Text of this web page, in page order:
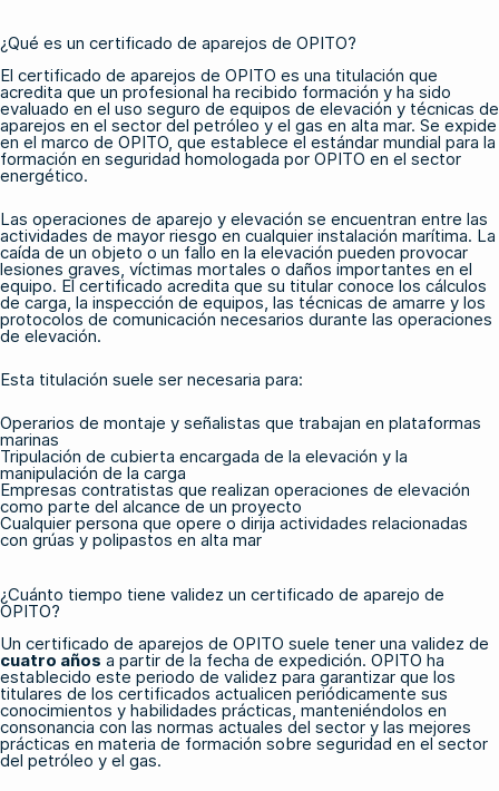
¿Qué es un certificado de aparejos de OPITO?
El certificado de aparejos de OPITO es una titulación que
acredita que un profesional ha recibido formación y ha sido
evaluado en el uso seguro de equipos de elevación y técnicas de
aparejos en el sector del petróleo y el gas en alta mar. Se expide
en el marco de OPITO, que establece el estándar mundial para la
formación en seguridad homologada por OPITO en el sector
energético.
Las operaciones de aparejo y elevación se encuentran entre las
actividades de mayor riesgo en cualquier instalación marítima. La
caída de un objeto o un fallo en la elevación pueden provocar
lesiones graves, víctimas mortales o daños importantes en el
equipo. El certificado acredita que su titular conoce los cálculos
de carga, la inspección de equipos, las técnicas de amarre y los
protocolos de comunicación necesarios durante las operaciones
de elevación.
Esta titulación suele ser necesaria para:
Operarios de montaje y señalistas que trabajan en plataformas
marinas
Tripulación de cubierta encargada de la elevación y la
manipulación de la carga
Empresas contratistas que realizan operaciones de elevación
como parte del alcance de un proyecto
Cualquier persona que opere o dirija actividades relacionadas
con grúas y polipastos en alta mar
¿Cuánto tiempo tiene validez un certificado de aparejo de
OPITO?
Un certificado de aparejos de OPITO suele tener una validez de
cuatro años a partir de la fecha de expedición. OPITO ha
establecido este periodo de validez para garantizar que los
titulares de los certificados actualicen periódicamente sus
conocimientos y habilidades prácticas, manteniéndolos en
consonancia con las normas actuales del sector y las mejores
prácticas en materia de formación sobre seguridad en el sector
del petróleo y el gas.